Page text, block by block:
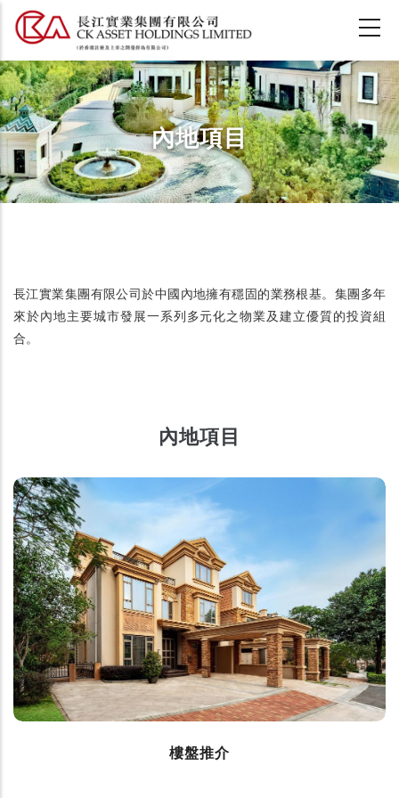
內
容
內地項目
長江實業集團有限公司於中國內地擁有穩固的業務根基。集團多年
來於內地主要城市發展一系列多元化之物業及建立優質的投資組
合。
內地項目
樓盤推介